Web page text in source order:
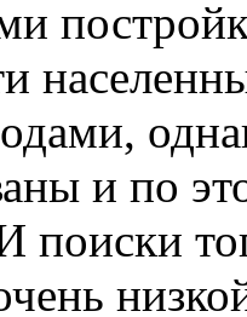
и по
поиски